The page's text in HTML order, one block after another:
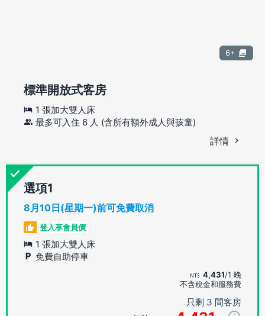
6+
標準開放式客房
1 張加大雙人床
最多可入住 6 人 (含所有額外成人與孩童)
詳情
選項
8月10日(星期一)前可免費取消
登入享會員價
1 張加大雙人床
免費自助停車
4,431/1 晚
不含稅金和服務費
只剩 3 間客房